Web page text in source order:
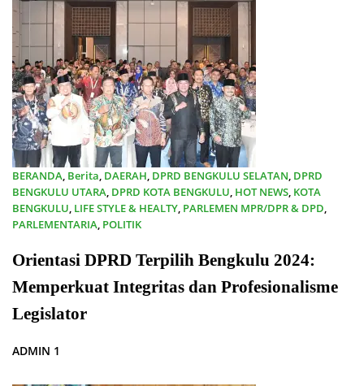
BERANDA, Berita, DAERAH, DPRD BENGKULU SELATAN, DPRD
BENGKULU UTARA, DPRD KOTA BENGKULU, HOT NEWS, KOTA
BENGKULU, LIFE STYLE & HEALTY, PARLEMEN MPR/DPR & DPD,
PARLEMENTARIA, POLITIK
Orientasi DPRD Terpilih Bengkulu 2024:
Memperkuat Integritas dan Profesionalisme
Legislator
ADMIN 1